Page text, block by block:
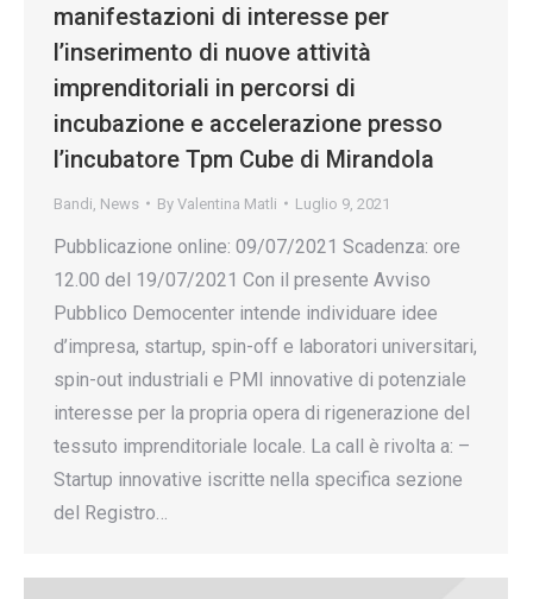
manifestazioni di interesse per
l’inserimento di nuove attività
imprenditoriali in percorsi di
incubazione e accelerazione presso
l’incubatore Tpm Cube di Mirandola
Bandi News By Valentina Matli Luglio 9, 2021
Pubblicazione online: 09/07/2021 Scadenza: ore
12.00 del 19/07/2021 Con il presente Avviso
Pubblico Democenter intende individuare idee
d’impresa, startup, spin-off e laboratori universitari,
spin-out industriali e PMI innovative di potenziale
interesse per la propria opera di rigenerazione del
tessuto imprenditoriale locale. La call è rivolta a: –
Startup innovative iscritte nella specifica sezione
del Registro…